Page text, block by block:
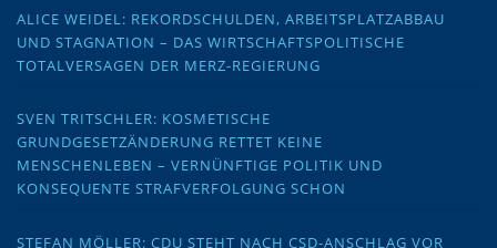
ALICE WEIDEL: REKORDSCHULDEN, ARBEITSPLATZABBAU
UND STAGNATION – DAS WIRTSCHAFTSPOLITISCHE
TOTALVERSAGEN DER MERZ-REGIERUNG
SVEN TRITSCHLER: KOSMETISCHE
GRUNDGESETZÄNDERUNG RETTET KEINE
MENSCHENLEBEN – VERNÜNFTIGE POLITIK UND
KONSEQUENTE STRAFVERFOLGUNG SCHON
STEFAN MÖLLER: CDU STEHT NACH CSD-ANSCHLAG VOR